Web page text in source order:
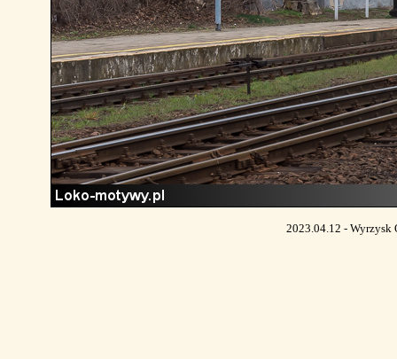
2023.04.12 - Wyrzysk